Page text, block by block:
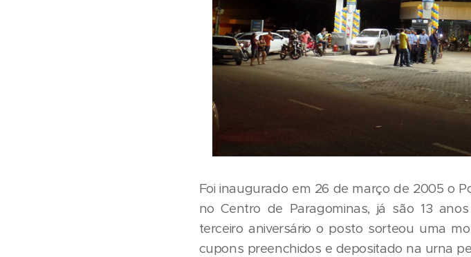
Foi inaugurado em 26 de março de 2005 o
no Centro de Paragominas, já são 13
terceiro aniversário o posto sorteou uma
cupons preenchidos e depositado na urna